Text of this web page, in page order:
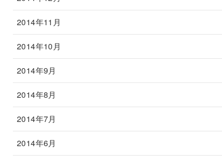
2014年11月
2014年10月
2014年9月
2014年8月
2014年7月
2014年6月